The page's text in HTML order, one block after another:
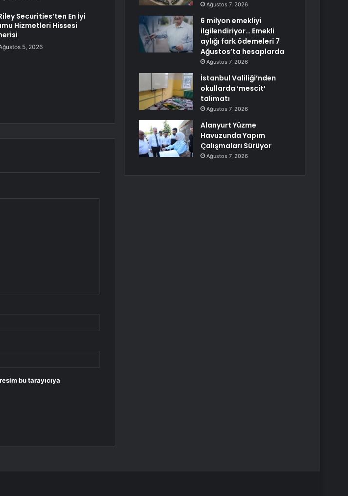
Securities’ten En İyi
Hizmetleri Hissesi
5, 2026
bu tarayıcıya
Ağustos 7, 2026
6 milyon emekliyi
ilgilendiriyor… Emekli
aylığı fark ödemeleri 7
Ağustos’ta hesaplarda
Ağustos 7, 2026
İstanbul Valiliği’nden
okullarda ‘mescit’
talimatı
Ağustos 7, 2026
Alanyurt Yüzme
Havuzunda Yapım
Çalışmaları Sürüyor
Ağustos 7, 2026